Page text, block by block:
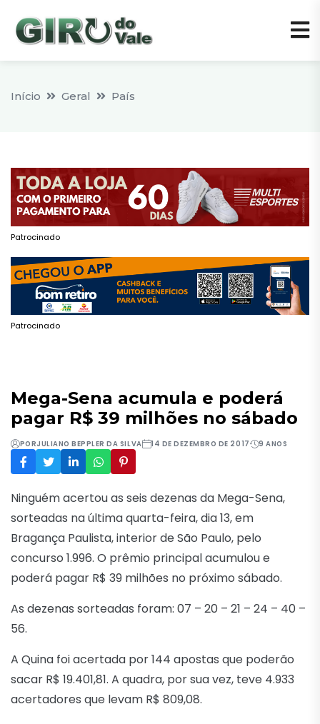
Início Geral País
Patrocinado
Patrocinado
Mega-Sena acumula e poderá
pagar R$ 39 milhões no sábado
PORJULIANO BEPPLER DA SILVA 14 DE DEZEMBRO DE 2017 9 ANOS
Ninguém acertou as seis dezenas da Mega-Sena,
sorteadas na última quarta-feira, dia 13, em
Bragança Paulista, interior de São Paulo, pelo
concurso 1.996. O prêmio principal acumulou e
poderá pagar R$ 39 milhões no próximo sábado.
As dezenas sorteadas foram: 07 – 20 – 21 – 24 – 40 –
56.
A Quina foi acertada por 144 apostas que poderão
sacar R$ 19.401,81. A quadra, por sua vez, teve 4.933
acertadores que levam R$ 809,08.